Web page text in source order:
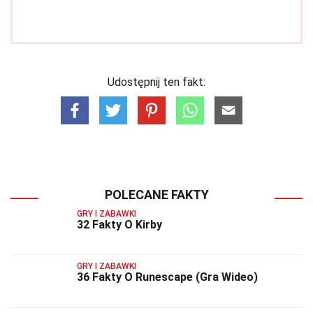
Udostępnij ten fakt:
POLECANE FAKTY
GRY I ZABAWKI
32 Fakty O Kirby
GRY I ZABAWKI
36 Fakty O Runescape (Gra Wideo)